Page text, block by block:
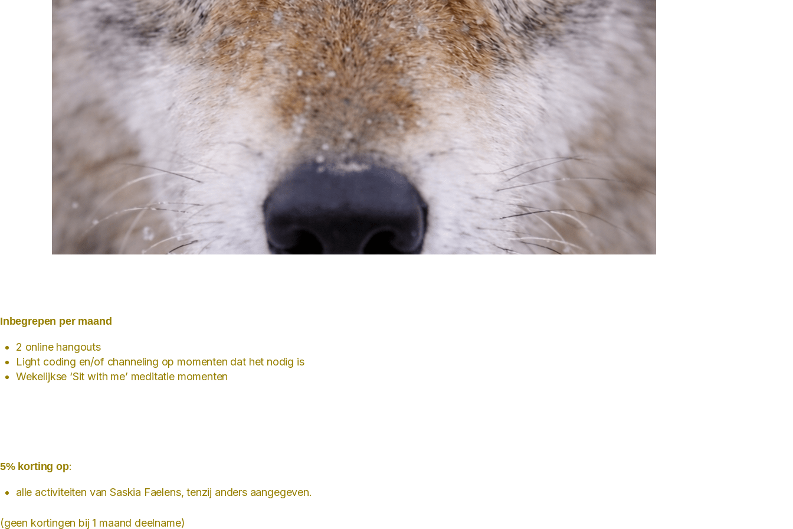
Inbegrepen per maand
2 online hangouts
Light coding en/of channeling op momenten dat het nodig is
Wekelijkse ‘Sit with me’ meditatie momenten
5% korting op:
alle activiteiten van Saskia Faelens, tenzij anders aangegeven.
(geen kortingen bij 1 maand deelname)